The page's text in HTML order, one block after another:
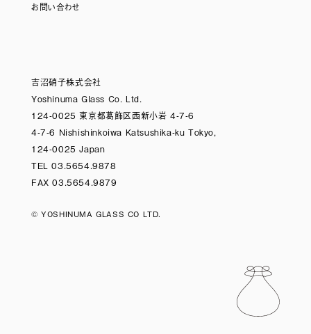
お問い合わせ
吉沼硝子株式会社
Yoshinuma Glass Co. Ltd.
124-0025 東京都葛飾区西新小岩 4-7-6
4-7-6 Nishishinkoiwa Katsushika-ku Tokyo,
124-0025 Japan
TEL 03.5654.9878
FAX 03.5654.9879
© YOSHINUMA GLASS CO LTD.